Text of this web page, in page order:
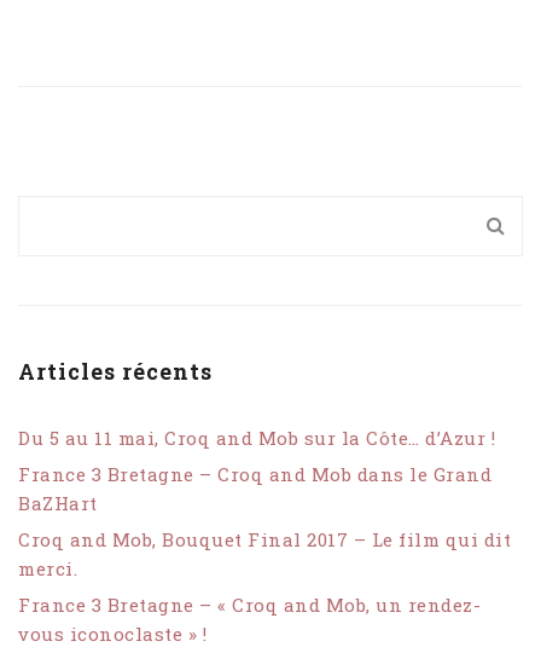
Articles récents
Du 5 au 11 mai, Croq and Mob sur la Côte… d’Azur !
France 3 Bretagne – Croq and Mob dans le Grand
BaZHart
Croq and Mob, Bouquet Final 2017 – Le film qui dit
merci.
France 3 Bretagne – « Croq and Mob, un rendez-
vous iconoclaste » !